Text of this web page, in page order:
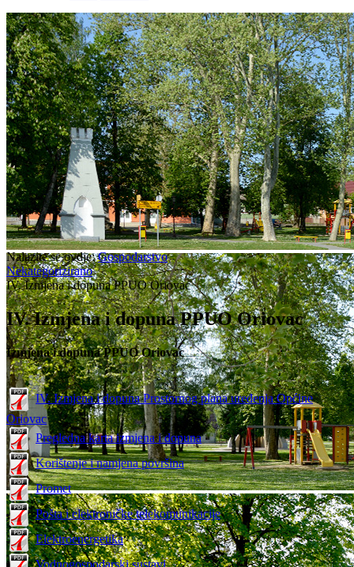
Nalazite se ovdje:Gospodarstvo
Nekategorizirano
IV. Izmjena i dopuna PPUO Oriovac
IV. Izmjena i dopuna PPUO Oriovac
Izmjena i dopuna PPUO Oriovac
IV. Izmjena i dopuna Prostornog plana uređenja Općine
Oriovac
Pregledna karta izmjena i dopuna
Korištenje i namjena površina
Promet
Pošta i elektroničke telekomunikacije
Elektroenergetika
Vodnogospodarski sustavi